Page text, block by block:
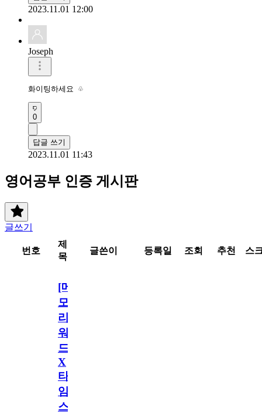
2023.11.01 12:00
Joseph
화이팅하세요 ♧
0
답글 쓰기
2023.11.01 11:43
영어공부 인증 게시판
글쓰기
번호
제
목
글쓴이 등록일 조회 추천 스
[메
모
리
워
드
X
타
임
스